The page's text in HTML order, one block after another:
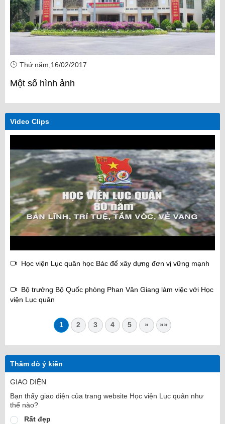
Thứ năm,16/02/2017
Một số hình ảnh
Video Clips
Học viện Lục quân học Bác để xây dựng đơn vị vững mạnh
Bộ trưởng Bộ Quốc phòng Phan Văn Giang làm việc với Học
viện Lục quân
1 2 3 4 5 » »»
Thăm dò ý kiến
GIAO DIỆN
Bạn thấy giao diện của trang website Học viện Lục quân như
thế nào?
Rất đẹp